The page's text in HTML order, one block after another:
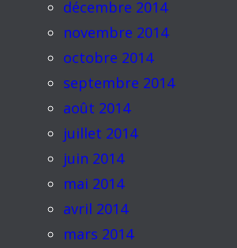
décembre 2014
novembre 2014
octobre 2014
septembre 2014
août 2014
juillet 2014
juin 2014
mai 2014
avril 2014
mars 2014